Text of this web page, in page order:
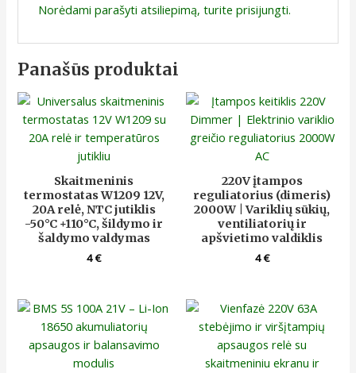
Norėdami parašyti atsiliepimą, turite prisijungti.
Panašūs produktai
Skaitmeninis
termostatas W1209 12V,
20A relė, NTC jutiklis
-50°C +110°C, šildymo ir
šaldymo valdymas
4€
220V įtampos
reguliatorius (dimeris)
2000W | Variklių sūkių,
ventiliatorių ir
apšvietimo valdiklis
4€